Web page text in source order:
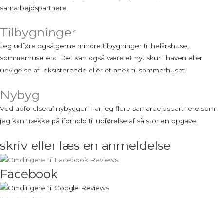
samarbejdspartnere.
Tilbygninger
Jeg udføre også gerne mindre tilbygninger til helårshuse,
sommerhuse etc. Det kan også være et nyt skur i haven eller
udvigelse af eksisterende eller et anex til sommerhuset.
Nybyg
Ved udførelse af nybyggeri har jeg flere samarbejdspartnere som
jeg kan trække på iforhold til udførelse af så stor en opgave.
skriv eller læs en anmeldelse
Facebook